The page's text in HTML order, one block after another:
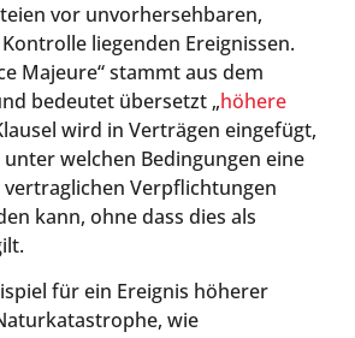
vor unvorhersehbaren,
liegenden Ereignissen.
Majeure“ stammt aus dem
bedeutet übersetzt „höhere
wird in Verträgen eingefügt,
welchen Bedingungen eine
Verpflichtungen
kann, ohne dass dies als
für ein Ereignis höherer
wie